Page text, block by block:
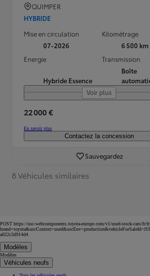
QUIMPER
HYBRIDE
Mise en circulation
07-2026
Kilométrage
6 500 km
Energie
Hybride Essence
Transmission
Boîte
Voir plus
22 000 €
En savoir plus
Contactez la concession
Sauvegardez
8 Véhicules similaires
POST https://usc-webcomponents.toyota-europe.com/v1/used-stock-cars/fr/
a022c3d914d4
Modèles
Modèles
Véhicules neufs